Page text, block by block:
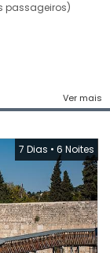
passageiros)
Ver mais
7 Dias • 6 Noites